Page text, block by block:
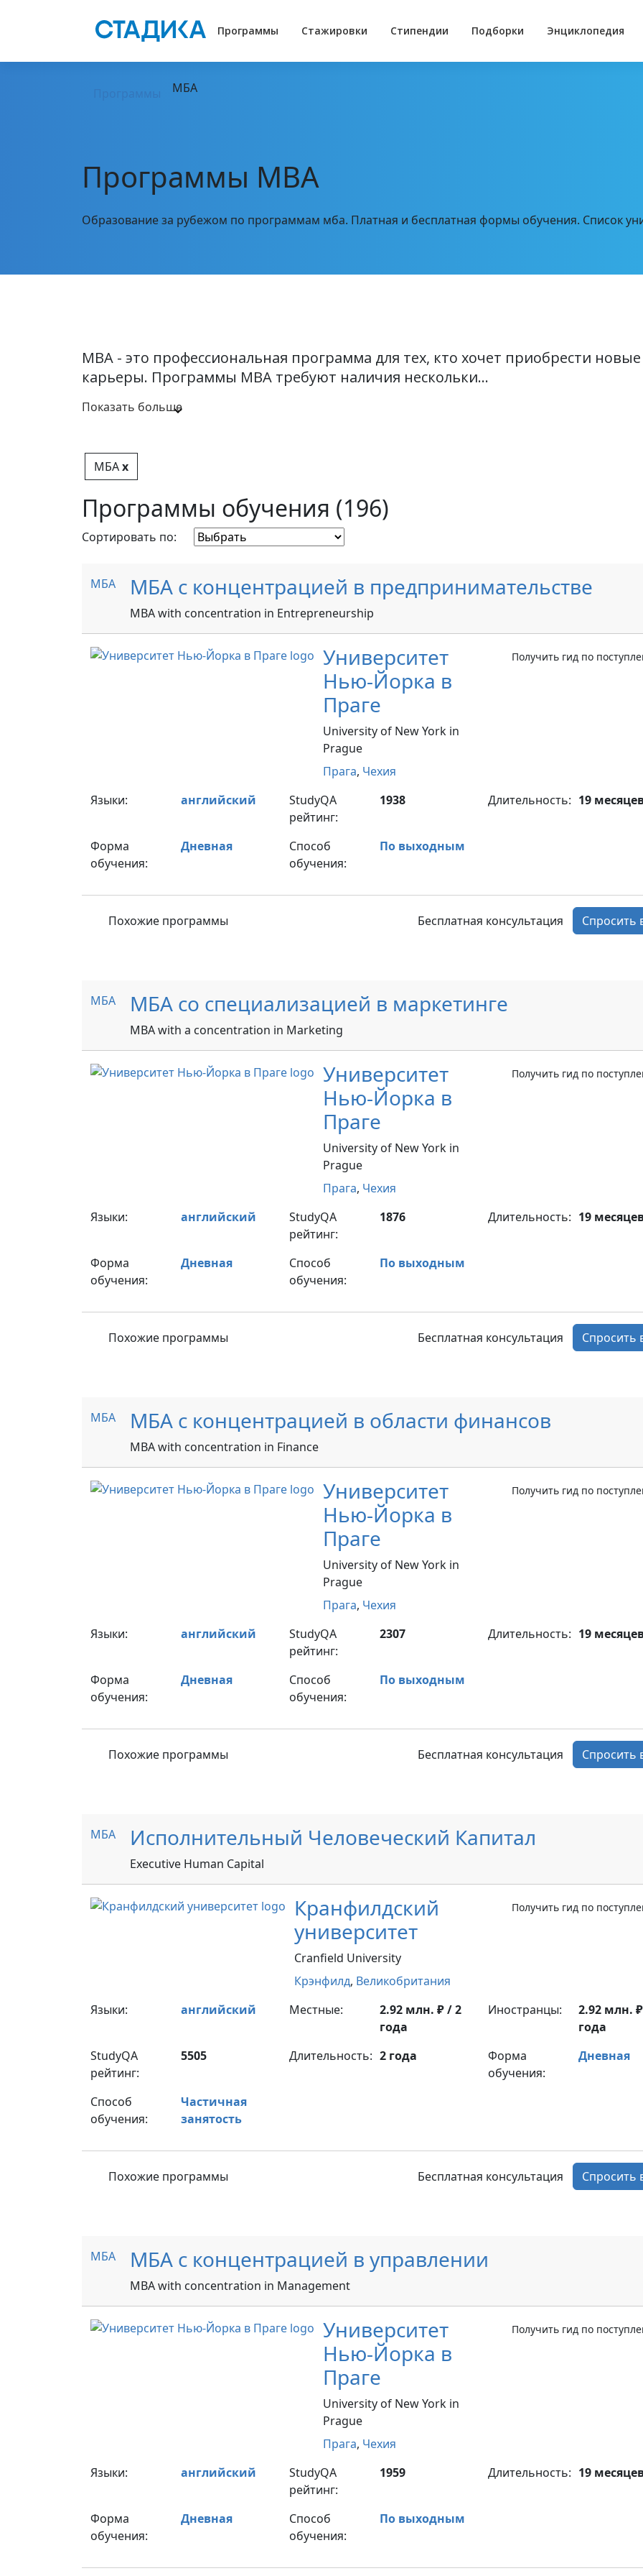
Программы Стажировки Стипендии Подборки Энциклопедия
МБА
Программы MBA
Образование за рубежом по программам мба. Платная и бесплатная формы обучения. Список
MBA - это профессиональная программа для тех, кто хочет приобрести
карьеры. Программы MBA требуют наличия нескольки...
Показать больше
МБАx
Программы обучения (196)
Сортировать по:
МБА МБА с концентрацией в предпринимательстве
MBA with concentration in Entrepreneurship
Университет
Нью-Йорка в
Праге
University of New York in
Prague
Прага, Чехия
Получить гид по
Языки: английский
StudyQA
рейтинг:
1938 Длительность: 19
Форма
обучения:
Дневная
Способ
обучения:
По выходным
Похожие программы Бесплатная консультация Спросить
МБА МБА со специализацией в маркетинге
MBA with a concentration in Marketing
Университет
Нью-Йорка в
Праге
University of New York in
Prague
Прага, Чехия
Получить гид по
Языки: английский
StudyQA
рейтинг:
1876 Длительность: 19
Форма
обучения:
Дневная
Способ
обучения:
По выходным
Похожие программы Бесплатная консультация Спросить
МБА МБА с концентрацией в области финансов
MBA with concentration in Finance
Университет
Нью-Йорка в
Праге
University of New York in
Prague
Прага, Чехия
Получить гид по
Языки: английский
StudyQA
рейтинг:
2307 Длительность: 19
Форма
обучения:
Дневная
Способ
обучения:
По выходным
Похожие программы Бесплатная консультация Спросить
МБА Исполнительный Человеческий Капитал
Executive Human Capital
Кранфилдский
университет
Cranfield University
Крэнфилд, Великобритания
Получить гид по
Языки: английский Местные:
2.92 млн. ₽ / 2
года
Иностранцы:
2.92 млн.
года
StudyQA
рейтинг:
5505 Длительность: 2 года
Форма
обучения:
Дневная
Способ
обучения:
Частичная
занятость
Похожие программы Бесплатная консультация Спросить
МБА МБА с концентрацией в управлении
MBA with concentration in Management
Университет
Нью-Йорка в
Праге
University of New York in
Prague
Прага, Чехия
Получить гид по
Языки: английский
StudyQA
рейтинг:
1959 Длительность: 19
Форма
обучения:
Дневная
Способ
обучения:
По выходным